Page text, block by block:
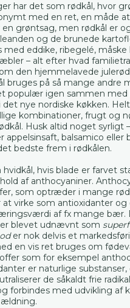
har det som rødkål, hvor
med en ret, en måde
en grøntsag, men rødkål er
og de brunede
eddike, ribegelé, måske
– alt efter hvad
den hjemmelavede
bruges på så mange andre
populær igen sammen med
nye nordiske køkken.
kombinationer, frugt og
Husk altid noget syrligt
appelsinsaft, balsamico eller
bedste frem i rødkålen.
hvidkål, hvis blade er farvet
af anthocyaniner.
som optræder i mange
at virke som antioxidanter
af fx mange bær.
blevet udnævnt som
er nok delvis et
en vis ret bruges om
som for eksempel
er naturlige substanser,
de såkaldt frie
forbindes med udvikling af